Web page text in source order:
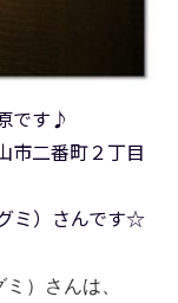
です♪
市二番町２丁目
ミ）さんです☆
ミ）さんは、